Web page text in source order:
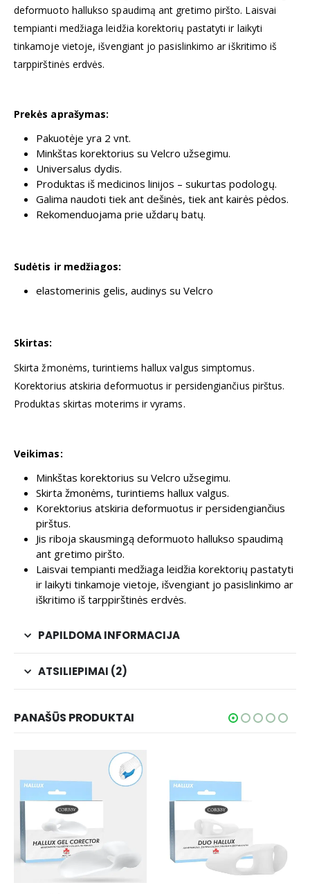
deformuoto hallukso spaudimą ant gretimo piršto. Laisvai
tempianti medžiaga leidžia korektorių pastatyti ir laikyti
tinkamoje vietoje, išvengiant jo pasislinkimo ar iškritimo iš
tarppirštinės erdvės.
Prekės aprašymas:
Pakuotėje yra 2 vnt.
Minkštas korektorius su Velcro užsegimu.
Universalus dydis.
Produktas iš medicinos linijos – sukurtas podologų.
Galima naudoti tiek ant dešinės, tiek ant kairės pėdos.
Rekomenduojama prie uždarų batų.
Sudėtis ir medžiagos:
elastomerinis gelis, audinys su Velcro
Skirtas:
Skirta žmonėms, turintiems hallux valgus simptomus.
Korektorius atskiria deformuotus ir persidengiančius pirštus.
Produktas skirtas moterims ir vyrams.
Veikimas:
Minkštas korektorius su Velcro užsegimu.
Skirta žmonėms, turintiems hallux valgus.
Korektorius atskiria deformuotus ir persidengiančius
pirštus.
Jis riboja skausmingą deformuoto hallukso spaudimą
ant gretimo piršto.
Laisvai tempianti medžiaga leidžia korektorių pastatyti
ir laikyti tinkamoje vietoje, išvengiant jo pasislinkimo ar
iškritimo iš tarppirštinės erdvės.
PAPILDOMA INFORMACIJA
ATSILIEPIMAI (2)
PANAŠŪS PRODUKTAI